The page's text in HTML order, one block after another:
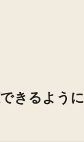
きるように